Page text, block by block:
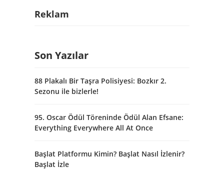
Reklam
Son Yazılar
88 Plakalı Bir Taşra Polisiyesi: Bozkır 2.
Sezonu ile bizlerle!
95. Oscar Ödül Töreninde Ödül Alan Efsane:
Everything Everywhere All At Once
Başlat Platformu Kimin? Başlat Nasıl İzlenir?
Başlat İzle